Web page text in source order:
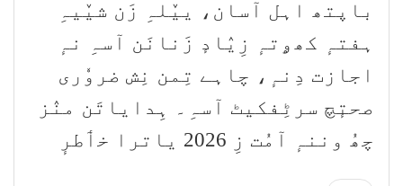
باپتھ اہل آسان، ییٚلہِ زَن شیٚیہِ
ہفتہٕ کھۄتہٕ زِیٛادٕ زَنانَن آسہِ نہٕ
اجازت دِنہٕ، چاہے تِمن نِش ضروٗری
صحتٕچ سرٹِفکیٹ آسہِ۔ ہِدایاتَن منٛز
چھُ وننہٕ آمُت زِ 2026 یاترا خٲطرٕ